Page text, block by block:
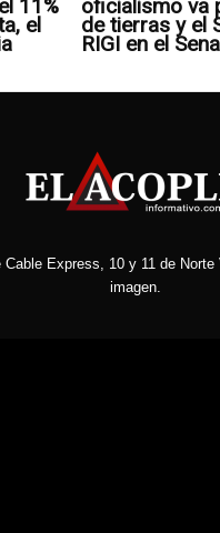
11%
el
oficialismo va
de tierras y el
RIGI en el
Express, 10 y 11 de
imagen.